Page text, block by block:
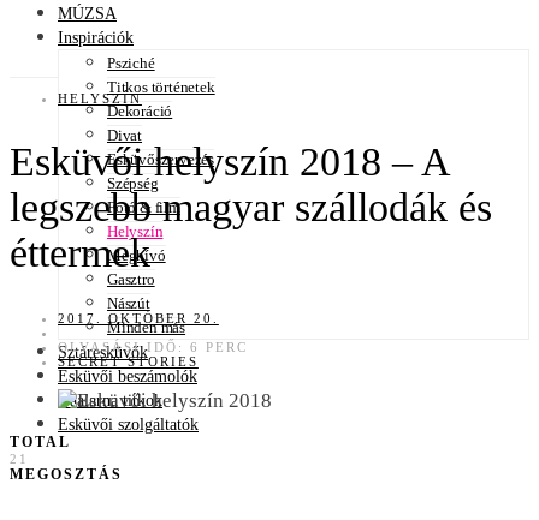
MÚZSA
Inspirációk
Psziché
Titkos történetek
Dekoráció
Divat
Esküvőszervezés
Szépség
Fotó & film
Helyszín
Meghívó
Gasztro
Nászút
Minden más
Sztáresküvők
Esküvői beszámolók
Daalarna titkok
Esküvői szolgáltatók
HELYSZÍN
Esküvői helyszín 2018 – A
legszebb magyar szállodák és
éttermek
2017. OKTÓBER 20.
OLVASÁSI IDŐ: 6 PERC
SECRET STORIES
TOTAL
21
MEGOSZTÁS